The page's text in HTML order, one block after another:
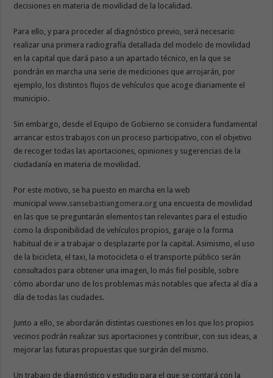
decisiones en materia de movilidad de la localidad.
Para ello, y para proceder al diagnóstico previo, será necesario
realizar una primera radiografía detallada del modelo de movilidad
en la capital que dará paso a un apartado técnico, en la que se
pondrán en marcha una serie de mediciones que arrojarán, por
ejemplo, los distintos flujos de vehículos que acoge diariamente el
municipio.
Sin embargo, desde el Equipo de Gobierno se considera fundamental
arrancar estos trabajos con un proceso participativo, con el objetivo
de recoger todas las aportaciones, opiniones y sugerencias de la
ciudadanía en materia de movilidad.
Por este motivo, se ha puesto en marcha en la web
municipalwww.sansebastiangomera.org una encuesta de movilidad
en las que se preguntarán elementos tan relevantes para el estudio
como la disponibilidad de vehículos propios, garaje o la forma
habitual de ir a trabajar o desplazarte por la capital. Asimismo, el uso
de la bicicleta, el taxi, la motocicleta o el transporte público serán
consultados para obtener una imagen, lo más fiel posible, sobre
cómo abordar uno de los problemas más notables que afecta al día a
día de todas las ciudades.
Junto a ello, se abordarán distintas cuestiones en los que los propios
vecinos podrán realizar sus aportaciones y contribuir, con sus ideas, a
mejorar las futuras propuestas que surgirán del mismo.
Un trabajo de diagnóstico y estudio para el que se contará con la